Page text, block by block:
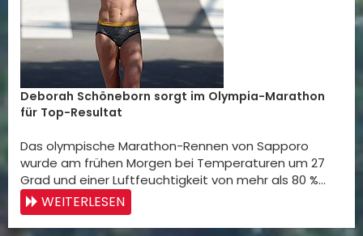
Deborah Schöneborn sorgt im Olympia-Marathon
für Top-Resultat
Das olympische Marathon-Rennen von Sapporo
wurde am frühen Morgen bei Temperaturen um 27
Grad und einer Luftfeuchtigkeit von mehr als 80 %…
WEITERLESEN